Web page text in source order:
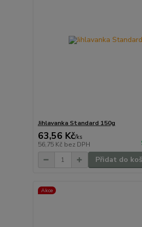
Jihlavanka Standard 150g
63,56 Kč/ks
56,75 Kč bez DPH
Přidat do
Akce